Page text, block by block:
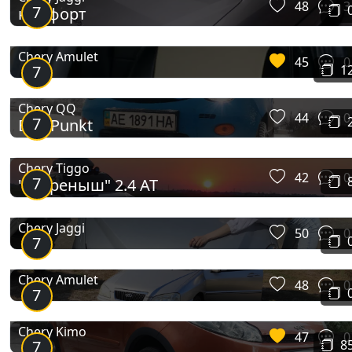
7
комфорт 48 3
7
Chery Amulet 45 0
7
Chery QQ
BlauPunkt 44 0
7
Chery Tiggo
"Тигреныш" 2.4 AT 42 0
7
Chery Jaggi 50 0
7
Chery Amulet 48 0
7
Chery Kimo 47 0